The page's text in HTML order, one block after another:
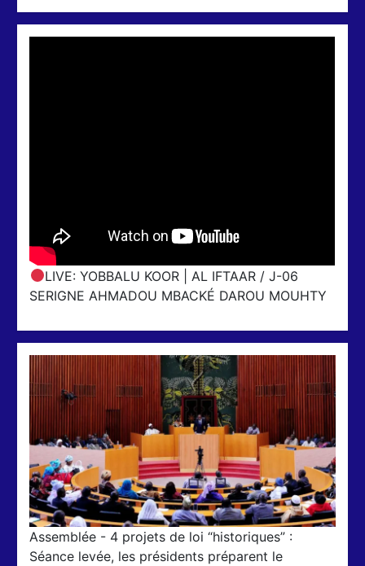
LIVE: YOBBALU KOOR | AL IFTAAR / J-06
SERIGNE AHMADOU MBACKÉ DAROU MOUHTY
Assemblée - 4 projets de loi “historiques” :
Séance levée, les présidents préparent le